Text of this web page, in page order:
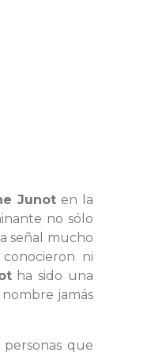
Junot en la
no sólo
señal mucho
ni
ha sido una
jamás
personas que